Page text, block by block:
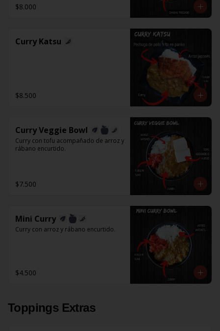
$8.000
Curry Katsu
$8.500
Curry Veggie Bowl
Curry con tofu acompañado de arroz y
rábano encurtido.
$7.500
Mini Curry
Curry con arroz y rábano encurtido.
$4.500
Toppings Extras